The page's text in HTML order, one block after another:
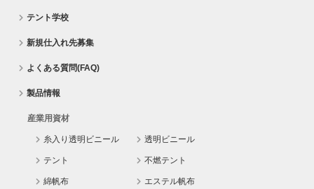
テント学校
新規仕入れ先募集
よくある質問(FAQ)
製品情報
産業用資材
糸入り透明ビニール 透明ビニール
テント 不燃テント
綿帆布 エステル帆布